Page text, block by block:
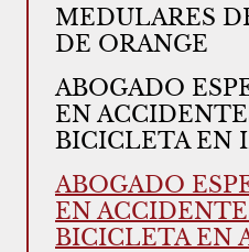
MEDULARES
DE ORANGE
ABOGADO
EN
BICICLETA EN
ABOGADO
EN
BICICLETA EN